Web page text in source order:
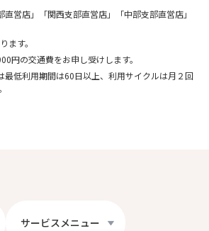
営店」「関西支部直営店」「中部支部直営店」
ます。
円の交通費をお申し受けします。
最低利用期間は60日以上、利用サイクルは月２回
サービスメニュー